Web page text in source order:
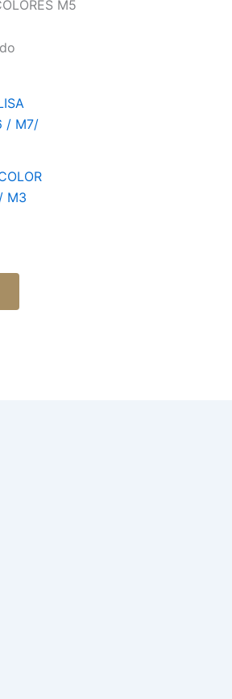
M5
M3